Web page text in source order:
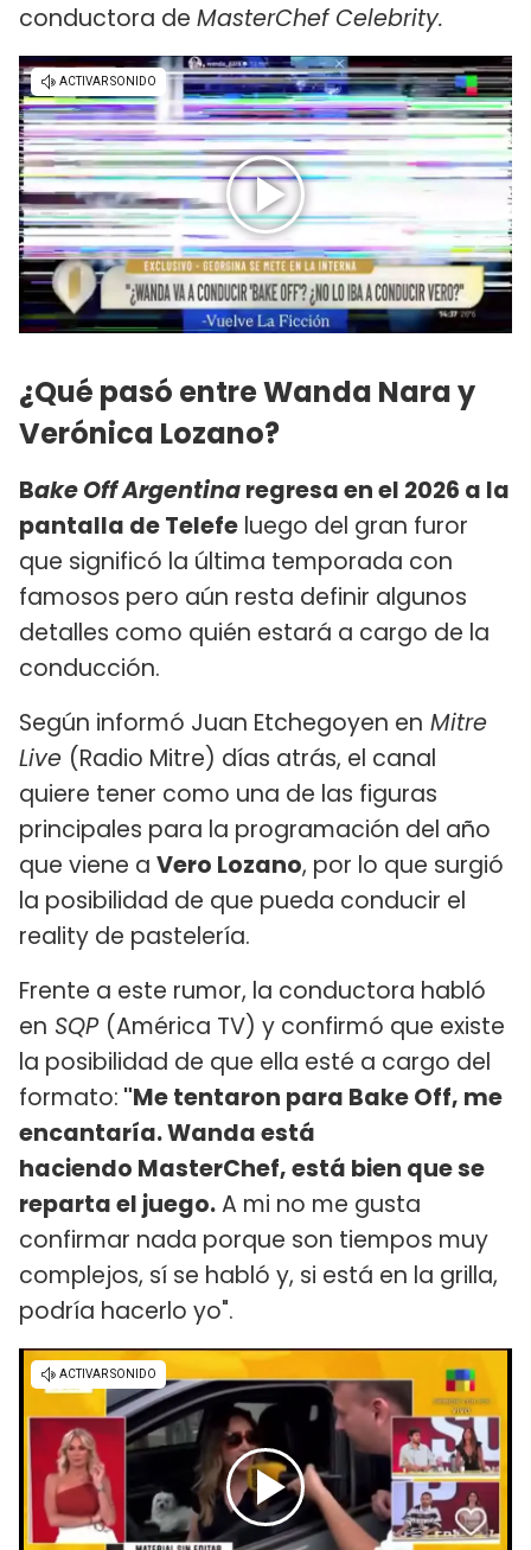
conductora de MasterChef Celebrity.
¿Qué pasó entre Wanda Nara y
Verónica Lozano?
Bake Off Argentinaregresa en el 2026 a la
pantalla de Telefe luego del gran furor
que significó la última temporada con
famosos pero aún resta definir algunos
detalles como quién estará a cargo de la
conducción.
Según informó Juan Etchegoyen en Mitre
Live (Radio Mitre) días atrás, el canal
quiere tener como una de las figuras
principales para la programación del año
que viene a Vero Lozano, por lo que surgió
la posibilidad de que pueda conducir el
reality de pastelería.
Frente a este rumor, la conductora habló
en SQP (América TV) y confirmó que existe
la posibilidad de que ella esté a cargo del
formato: "Me tentaron para Bake Off, me
encantaría. Wanda está
haciendo MasterChef, está bien que se
reparta el juego.A mi no me gusta
confirmar nada porque son tiempos muy
complejos, sí se habló y, si está en la grilla,
podría hacerlo yo".